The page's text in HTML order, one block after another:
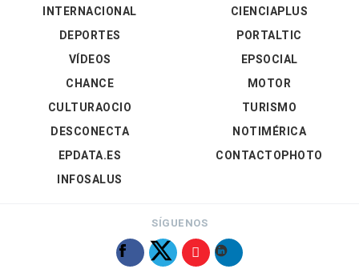
INTERNACIONAL
DEPORTES
VÍDEOS
CIENCIAPLUS
PORTALTIC
EPSOCIAL
CHANCE
CULTURAOCIO
DESCONECTA
EPDATA.ES
INFOSALUS
MOTOR
TURISMO
NOTIMÉRICA
CONTACTOPHOTO
SÍGUENOS